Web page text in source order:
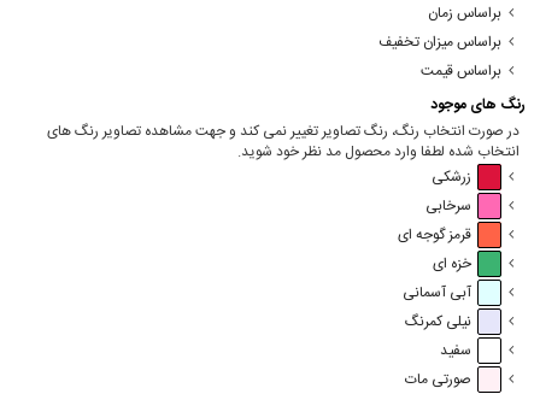
براساس زمان
براساس میزان تخفیف
براساس قیمت
رنگ های موجود
در صورت انتخاب رنگ، رنگ تصاویر تغییر نمی کند و جهت مشاهده تصاویر رنگ های
انتخاب شده لطفا وارد محصول مد نظر خود شوید.
زرشکی
سرخابی
قرمز گوجه ای
خزه ای
آبی آسمانی
نیلی کمرنگ
سفید
صورتی مات